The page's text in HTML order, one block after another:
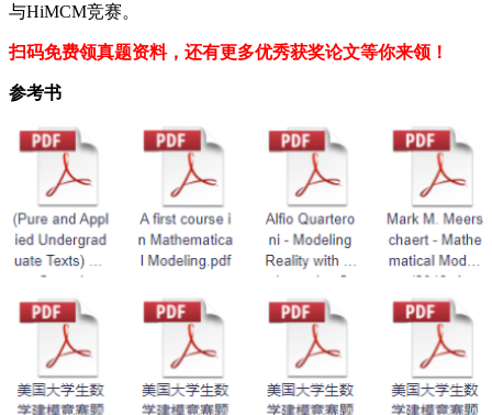
与HiMCM竞赛。
扫码免费领真题资料，还有更多优秀获奖论文等你来领！
参考书